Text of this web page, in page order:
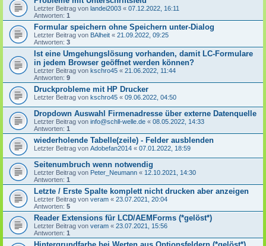
Letzter Beitrag von landei2003 « 07.12.2022, 16:11
Antworten: 1
Formular speichern ohne Speichern unter-Dialog
Letzter Beitrag von BAlheit « 21.09.2022, 09:25
Antworten: 3
Ist eine Umgehungslösung vorhanden, damit LC-Formulare
in jedem Browser geöffnet werden können?
Letzter Beitrag von kschro45 « 21.06.2022, 11:44
Antworten: 9
Druckprobleme mit HP Drucker
Letzter Beitrag von kschro45 « 09.06.2022, 04:50
Dropdown Auswahl Firmenadresse über externe Datenquelle
Letzter Beitrag von info@schll-welle.de « 08.05.2022, 14:33
Antworten: 1
wiederholende Tabelle(zeile) - Felder ausblenden
Letzter Beitrag von Adobefan2014 « 07.01.2022, 18:59
Seitenumbruch wenn notwendig
Letzter Beitrag von Peter_Neumann « 12.10.2021, 14:30
Antworten: 1
Letzte / Erste Spalte komplett nicht drucken aber anzeigen
Letzter Beitrag von veram « 23.07.2021, 20:04
Antworten: 5
Reader Extensions für LCD/AEMForms (*gelöst*)
Letzter Beitrag von veram « 23.07.2021, 15:56
Antworten: 1